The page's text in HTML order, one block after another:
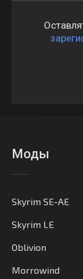
Моды
Skyrim SE-AE
Skyrim LE
Oblivion
Morrowind